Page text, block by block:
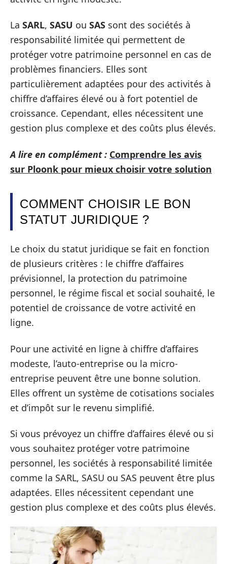
La SARL, SASU ou SAS sont des sociétés à
responsabilité limitée qui permettent de
protéger votre patrimoine personnel en cas de
problèmes financiers. Elles sont
particulièrement adaptées pour des activités à
chiffre d’affaires élevé ou à fort potentiel de
croissance. Cependant, elles nécessitent une
gestion plus complexe et des coûts plus élevés.
A lire en complément : Comprendre les avis
sur Ploonk pour mieux choisir votre solution
COMMENT CHOISIR LE BON
STATUT JURIDIQUE ?
Le choix du statut juridique se fait en fonction
de plusieurs critères : le chiffre d’affaires
prévisionnel, la protection du patrimoine
personnel, le régime fiscal et social souhaité, le
potentiel de croissance de votre activité en
ligne.
Pour une activité en ligne à chiffre d’affaires
modeste, l’auto-entreprise ou la micro-
entreprise peuvent être une bonne solution.
Elles offrent un système de cotisations sociales
et d’impôt sur le revenu simplifié.
Si vous prévoyez un chiffre d’affaires élevé ou si
vous souhaitez protéger votre patrimoine
personnel, les sociétés à responsabilité limitée
comme la SARL, SASU ou SAS peuvent être plus
adaptées. Elles nécessitent cependant une
gestion plus complexe et des coûts plus élevés.